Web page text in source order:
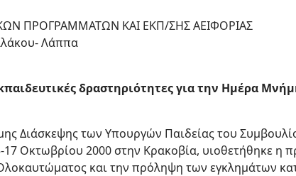
ΠΡΟΓΡΑΜΜΑΤΩΝ ΚΑΙ ΕΚΠ/ΣΗΣ ΑΕΙΦΟΡΙΑΣ
Λάππα
δραστηριότητες για την Ημέρα
Διάσκεψης των Υπουργών Παιδείας του
Οκτωβρίου 2000 στην Κρακοβία, υιοθετήθηκε η
και την πρόληψη των εγκλημάτων